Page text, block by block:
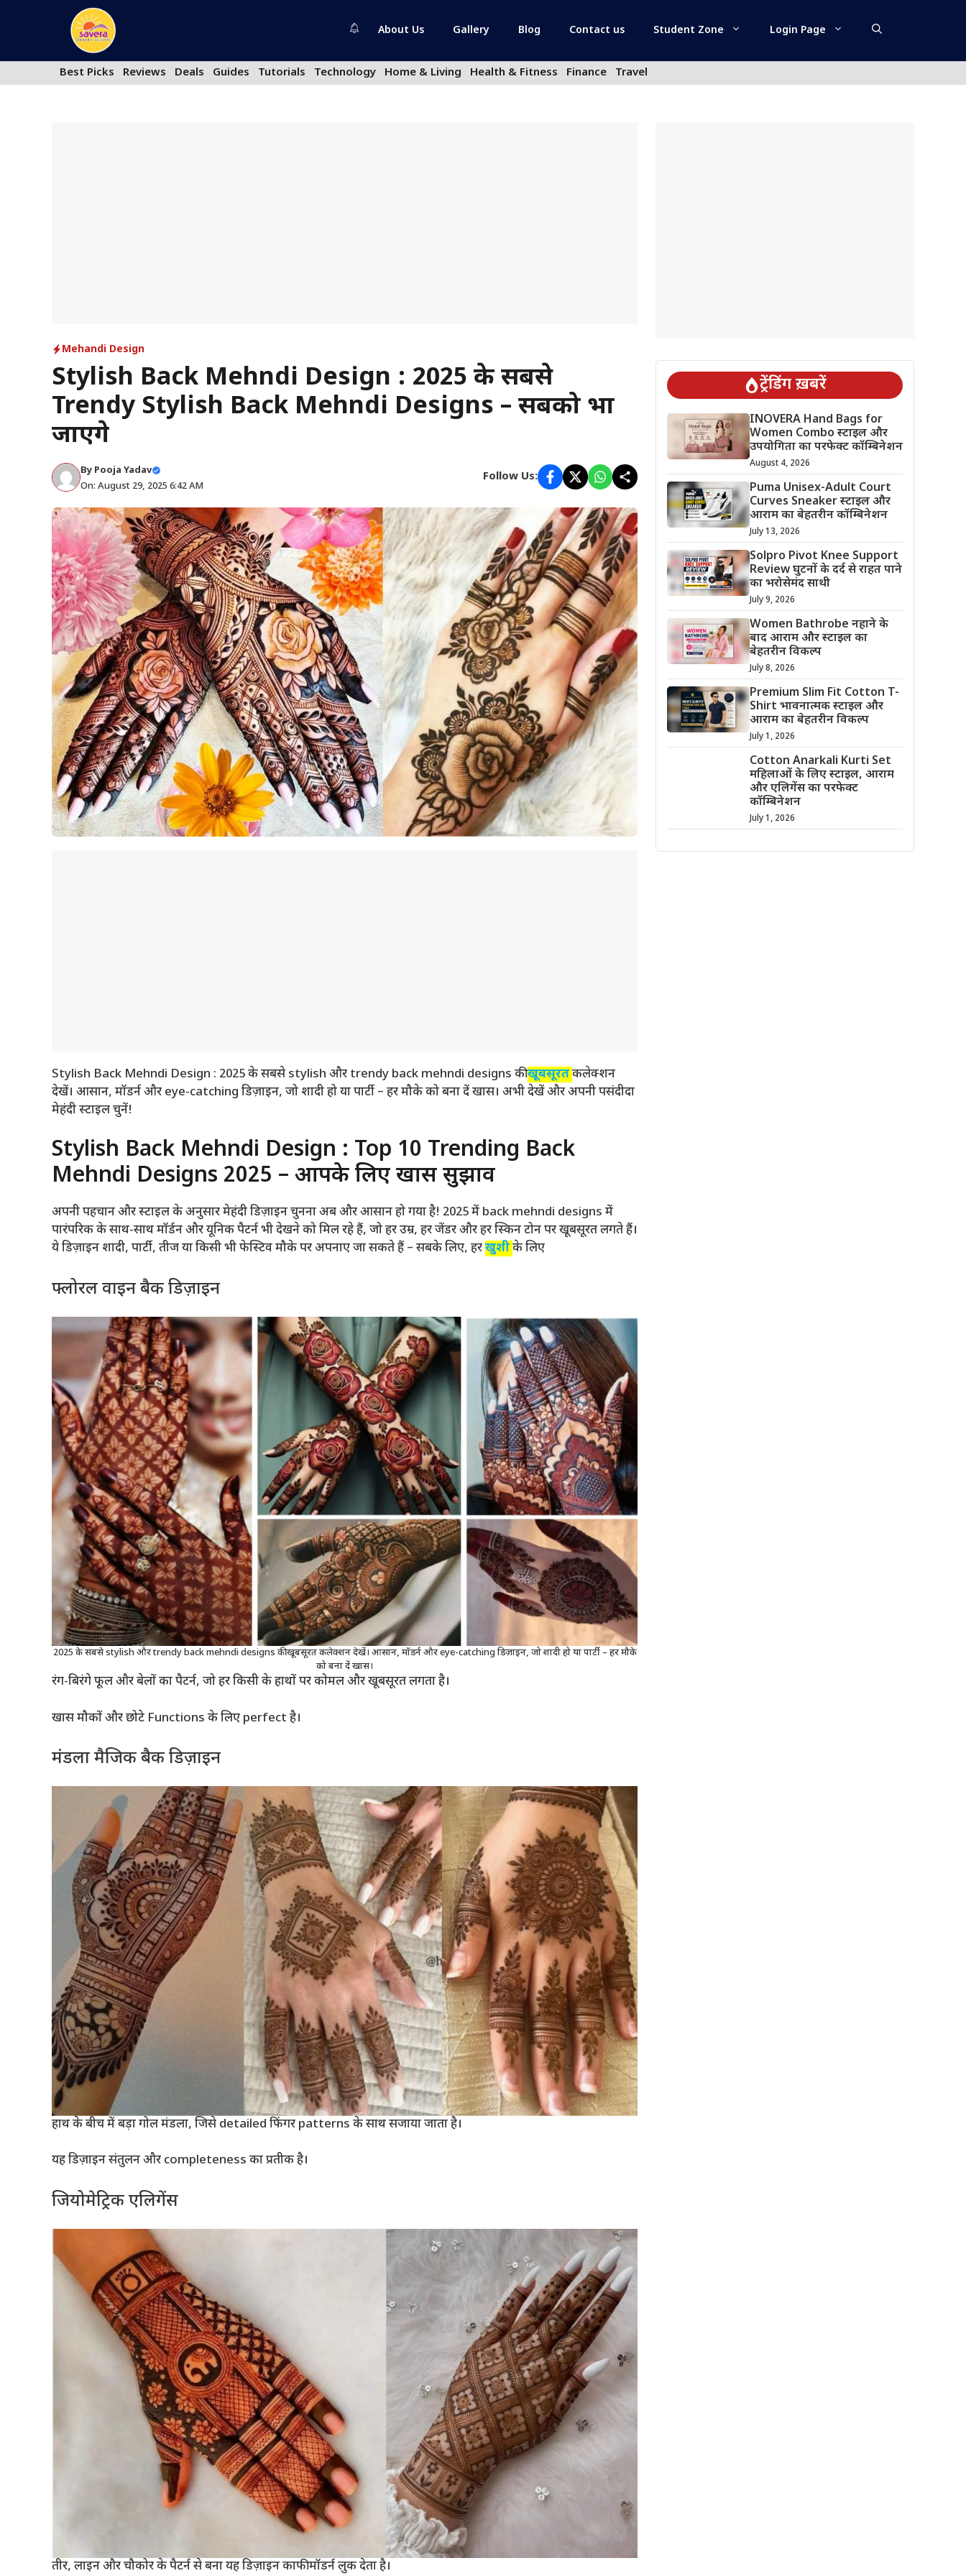
About Us Gallery Blog Contact us Student Zone Login Page
Best Picks Reviews Deals Guides Tutorials Technology Home & Living Health & Fitness Finance Travel
Mehandi Design
Stylish Back Mehndi Design : 2025 के सबसे
Trendy Stylish Back Mehndi Designs – सबको भा
जाएंगे
By Pooja Yadav
On: August 29, 2025 6:42 AM
Follow Us:
Stylish Back Mehndi Design : 2025 के सबसे stylish और trendy back mehndi designs कीखूबसूरतकलेक्शन
देखें। आसान, मॉडर्न और eye-catching डिज़ाइन, जो शादी हो या पार्टी – हर मौके को बना दें खास। अभी देखें और अपनी पसंदीदा
मेहंदी स्टाइल चुनें!
Stylish Back Mehndi Design : Top 10 Trending Back
Mehndi Designs 2025 – आपके लिए खास सुझाव
अपनी पहचान और स्टाइल के अनुसार मेहंदी डिज़ाइन चुनना अब और आसान हो गया है! 2025 में back mehndi designs में
पारंपरिक के साथ-साथ मॉर्डन और यूनिक पैटर्न भी देखने को मिल रहे हैं, जो हर उम्र, हर जेंडर और हर स्किन टोन पर खूबसूरत लगते हैं।
ये डिज़ाइन शादी, पार्टी, तीज या किसी भी फेस्टिव मौके पर अपनाए जा सकते हैं – सबके लिए, हरखुशीके लिए
फ्लोरल वाइन बैक डिज़ाइन
2025 के सबसे stylish और trendy back mehndi designs की खूबसूरत कलेक्शन देखें। आसान, मॉडर्न और eye-catching डिज़ाइन, जो शादी हो या पार्टी – हर मौके
को बना दें खास।
रंग-बिरंगे फूल और बेलों का पैटर्न, जो हर किसी के हाथों पर कोमल और खूबसूरत लगता है।
खास मौकों और छोटे Functions के लिए perfect है।
मंडला मैजिक बैक डिज़ाइन
हाथ के बीच में बड़ा गोल मंडला, जिसे detailed फिंगर patterns के साथ सजाया जाता है।
यह डिज़ाइन संतुलन और completeness का प्रतीक है।
जियोमेट्रिक एलिगेंस
तीर, लाइन और चौकोर के पैटर्न से बना यह डिज़ाइन काफी मॉडर्न लुक देता है।
ट्रेंडिंग ख़बरें
INOVERA Hand Bags for
Women Combo स्टाइल और
उपयोगिता का परफेक्ट कॉम्बिनेशन
August 4, 2026
Puma Unisex-Adult Court
Curves Sneaker स्टाइल और
आराम का बेहतरीन कॉम्बिनेशन
July 13, 2026
Solpro Pivot Knee Support
Review घुटनों के दर्द से राहत पाने
का भरोसेमंद साथी
July 9, 2026
Women Bathrobe नहाने के
बाद आराम और स्टाइल का
बेहतरीन विकल्प
July 8, 2026
Premium Slim Fit Cotton T-
Shirt भावनात्मक स्टाइल और
आराम का बेहतरीन विकल्प
July 1, 2026
Cotton Anarkali Kurti Set
महिलाओं के लिए स्टाइल, आराम
और एलिगेंस का परफेक्ट
कॉम्बिनेशन
July 1, 2026